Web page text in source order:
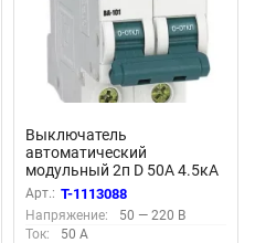
Выключатель
автоматический
модульный 2п D 50А 4.5кА
ВА-101 DEKraft 11119DEK
Арт.: T-1113088
Напряжение:
50 — 220 В
Ток:
50 А